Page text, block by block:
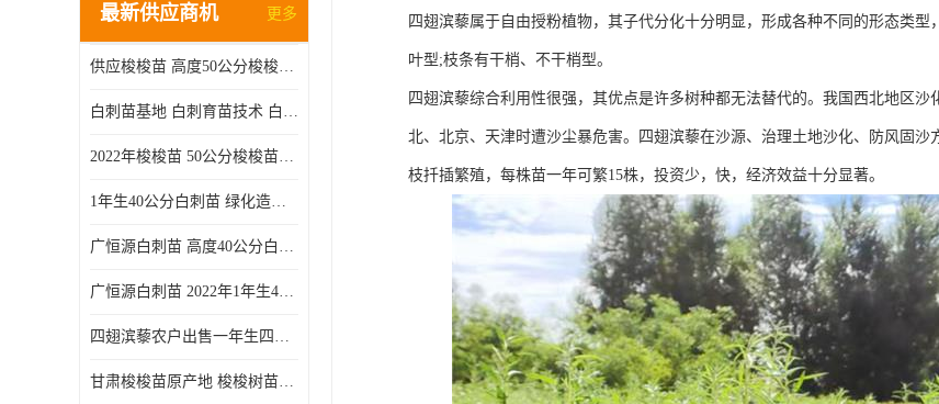
最新供应商机 更多
供应梭梭苗 高度50公分梭梭种苗基地 一手货源无中介
白刺苗基地 白刺育苗技术 白刺苗产地
2022年梭梭苗 50公分梭梭苗产地 沙漠绿化梭梭苗基地 提供技术
1年生40公分白刺苗 绿化造林白刺树苗
广恒源白刺苗 高度40公分白刺树苗
广恒源白刺苗 2022年1年生40公分白刺树苗
四翅滨藜农户出售一年生四翅滨藜各种规格四翅滨黎产地货源
甘肃梭梭苗原产地 梭梭树苗种植技术 梭梭种苗基地
四翅滨藜属于自由授粉植物，其子代分化十分明显，形成各种不同的形态类
叶型;枝条有干梢、不干梢型。
四翅滨藜综合利用性很强，其优点是许多树种都无法替代的。我国西北地区
北、北京、天津时遭沙尘暴危害。四翅滨藜在沙源、治理土地沙化、防风固
枝扦插繁殖，每株苗一年可繁15株，投资少，快，经济效益十分显著。